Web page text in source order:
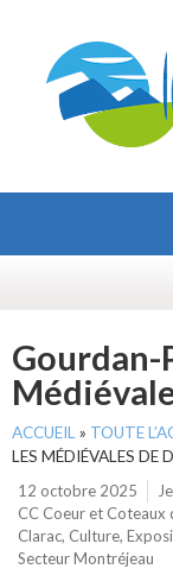
Gourdan-
ACCUEIL » TOUTE
LES MÉDIÉVALES DE
12 octobre 2025
CC Coeur et Coteaux
Clarac, Culture,
Secteur Montréjeau